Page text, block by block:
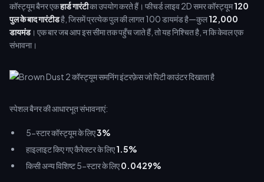
कॉस्ट्यूम बैनर एकहार्ड गारंटीका उपयोग करते हैं। फीचर्ड लाइव 2D समर कॉस्ट्यूम120
पुल के बाद गारंटीडहै, जिसमें प्रत्येक पुल की लागत 100 डायमंड है—कुल12,000
डायमंड। एक बार जब आप इस सीमा तक पहुँच जाते हैं, तो यह निश्चित है, न कि केवल एक
संभावना।
स्पेशल बैनर की आधारभूत संभावनाएं:
5-स्टार कॉस्ट्यूम के लिए3%
हाइलाइट किए गए कैरेक्टर के लिए1.5%
किसी अन्य विशिष्ट 5-स्टार के लिए0.0429%